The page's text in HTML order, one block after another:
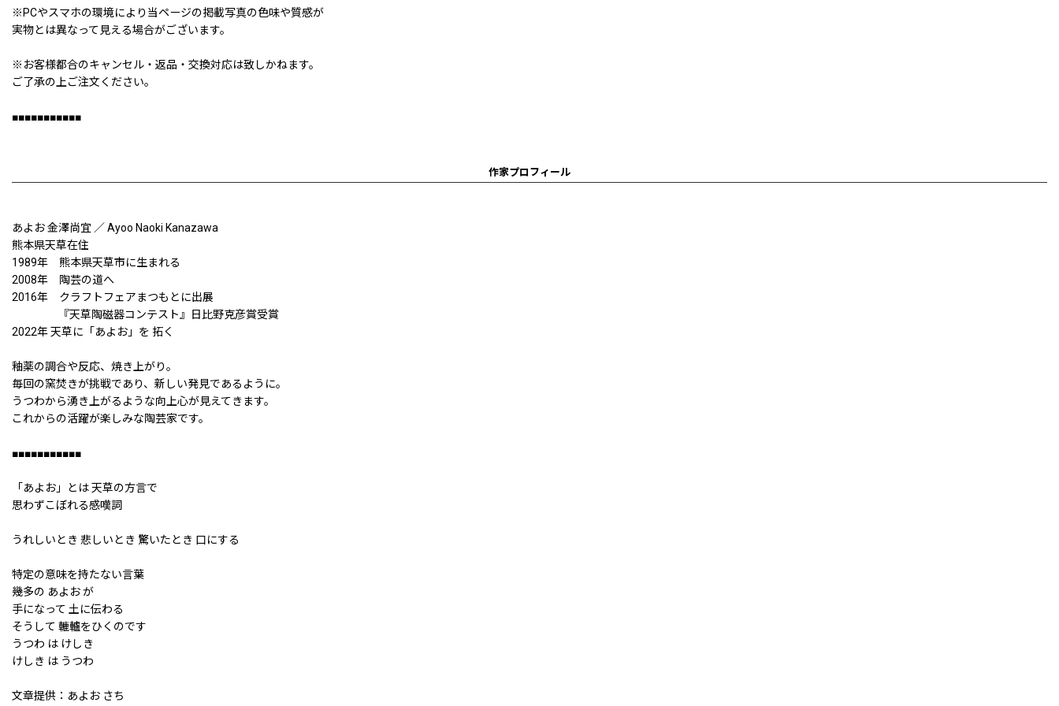
※PCやスマホの環境により当ページの掲載写真の色味や質感が
実物とは異なって見える場合がございます。
※お客様都合のキャンセル・返品・交換対応は致しかねます。
ご了承の上ご注文ください。
■■■■■■■■■■■
作家プロフィール
あよお 金澤尚宜 ／ Ayoo Naoki Kanazawa
熊本県天草在住
1989年 熊本県天草市に生まれる
2008年 陶芸の道へ
2016年 クラフトフェアまつもとに出展
『天草陶磁器コンテスト』日比野克彦賞受賞
2022年 天草に「あよお」を 拓く
釉薬の調合や反応、焼き上がり。
毎回の窯焚きが挑戦であり、新しい発見であるように。
うつわから湧き上がるような向上心が見えてきます。
これからの活躍が楽しみな陶芸家です。
■■■■■■■■■■■
「あよお」とは 天草の方言で
思わずこぼれる感嘆詞
うれしいとき 悲しいとき 驚いたとき 口にする
特定の意味を持たない言葉
幾多の あよお が
手になって 土に伝わる
そうして 轆轤をひくのです
うつわ は けしき
けしき は うつわ
文章提供：あよお さち